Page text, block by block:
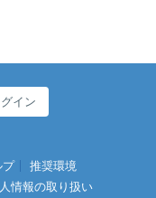
イン
プ
推奨環境
情報の取り扱い